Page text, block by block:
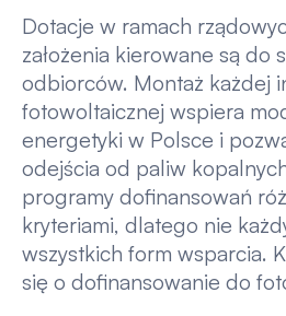
Dotacje w ramach
założenia kierowane są do
odbiorców. Montaż każdej
fotowoltaicznej wspiera
energetyki w Polsce i
odejścia od paliw
programy dofinansowań
kryteriami, dlatego nie
wszystkich form wsparcia.
się o dofinansowanie do